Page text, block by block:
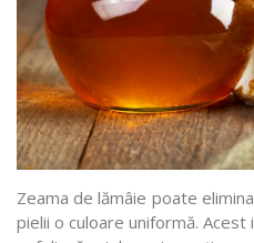
Zeama de lămâie poate
pielii o culoare uniformă.